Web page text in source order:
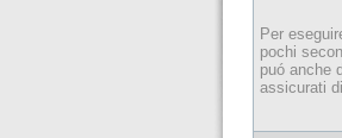
Per
pochi
puó anche
assicurati